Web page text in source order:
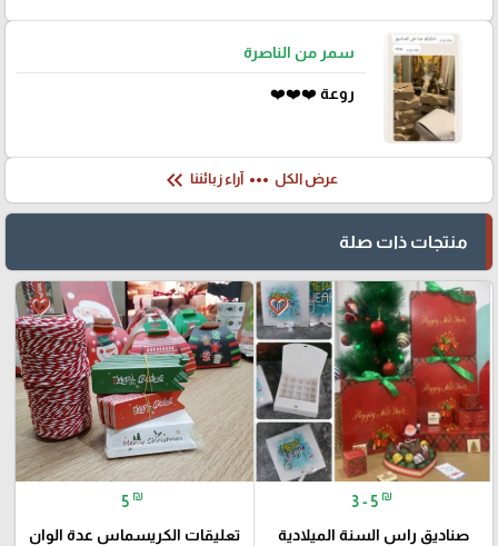
سمر من الناصرة
روعة ❤️❤️❤️
عرض الكل more_horiz آراء زبائننا keyboard_double_arrow_left
منتجات ذات صلة
favorite_border
3 - 5 ₪
صناديق راس السنة الميلادية
favorite_border
5 ₪
تعليقات الكريسماس عدة الوان